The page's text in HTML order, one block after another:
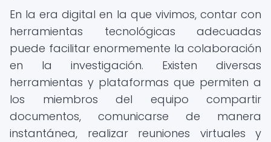
En la era digital en la que vivimos, contar con
herramientas tecnológicas adecuadas
puede facilitar enormemente la colaboración
en la investigación. Existen diversas
herramientas y plataformas que permiten a
los miembros del equipo compartir
documentos, comunicarse de manera
instantánea, realizar reuniones virtuales y